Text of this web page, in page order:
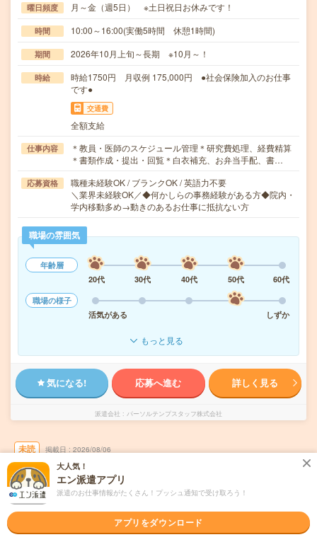
曜日頻度 月～金（週5日） ※土日祝日お休みです！
時間 10:00～16:00(実働5時間 休憩1時間)
期間 2026年10月上旬～長期 ※10月～！
時給
時給1750円 月収例 175,000円 ●社会保険加入のお仕事
です●
交通費
全額支給
仕事内容
＊教員・医師のスケジュール管理＊研究費処理、経費精算
＊書類作成・提出・回覧＊白衣補充、お弁当手配、書…
応募資格
職種未経験OK / ブランクOK / 英語力不要
＼業界未経験OK／◆何かしらの事務経験がある方◆院内・
学内移動多め→動きのあるお仕事に抵抗ない方
職場の雰囲気
年齢層
20代
30代 40代 50代
60代
職場の様子
活気がある
しずか
もっと見る
気になる! 応募へ進む 詳しく見る
派遣会社 パーソルテンプスタッフ株式会社
未読 掲載日 2026/08/06
時給1850円＊＼秘書未経験OK／紹介予定派
遣×正社員が目指せる！＠六本木
交通費別途支給あり 土日祝日が休み
在宅・リモート WEB登録OK 正社員への紹介予定派遣
大人気！
エン派遣アプリ
派遣のお仕事情報がたくさん！プッシュ通知で受け取ろう！
アプリをダウンロード